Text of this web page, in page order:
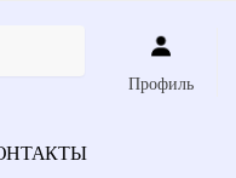
Профиль